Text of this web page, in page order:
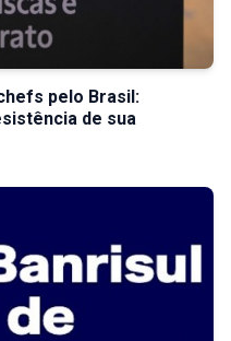
pelo Brasil:
de sua